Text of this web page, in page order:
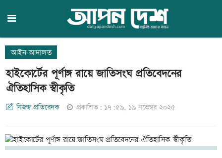
আইন-আদালত
হাইকোর্টের পূর্ণাঙ্গ রায়ে জাতিসংঘ প্রতিবেদনের
ঐতিহাসিক স্বীকৃতি
নিজস্ব প্রতিবেদক প্রকাশিত: ১৭:৫৯, ১৯ নভেম্বর ২০২৫